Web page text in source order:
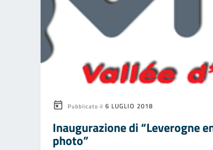
Pubblicato il 6 LUGLIO 2018
Inaugurazione di “Leverogne
photo”